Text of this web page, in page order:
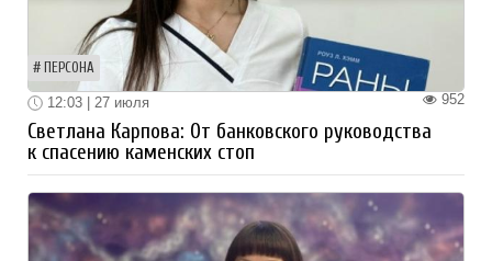
ПЕРСОНА
952
12:03 | 27 июля
Светлана Карпова: От банковского руководства
к спасению каменских стоп